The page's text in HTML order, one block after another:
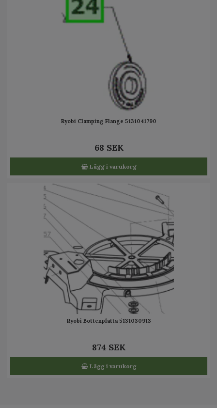
Ryobi Clamping Flange 5131041790
68 SEK
Lägg i varukorg
Ryobi Bottenplatta 5131030913
874 SEK
Lägg i varukorg